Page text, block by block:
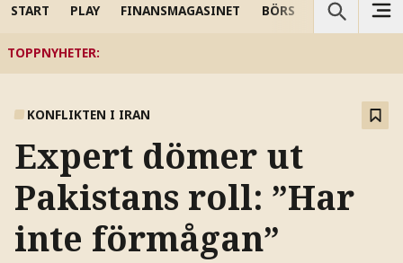
START PLAY FINANSMAGASINET BÖRS VETENSKAP
TOPPNYHETER:
KONFLIKTEN I IRAN
Expert dömer ut
Pakistans roll: ”Har
inte förmågan”